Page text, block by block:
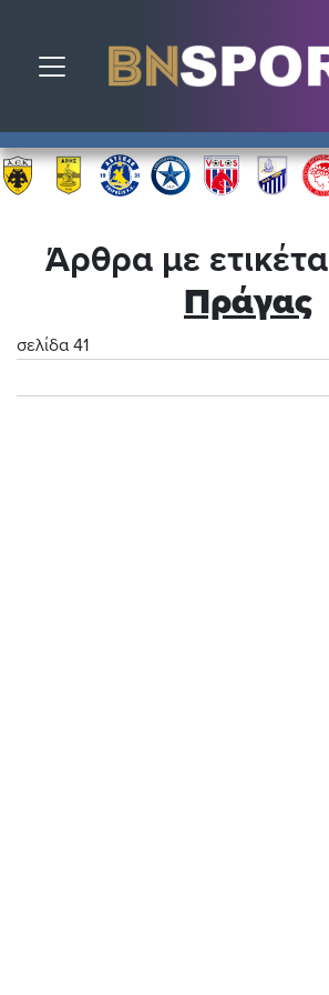
Toggle navigation
Άρθρα με ετικέτα
Πράγας
σελίδα 41